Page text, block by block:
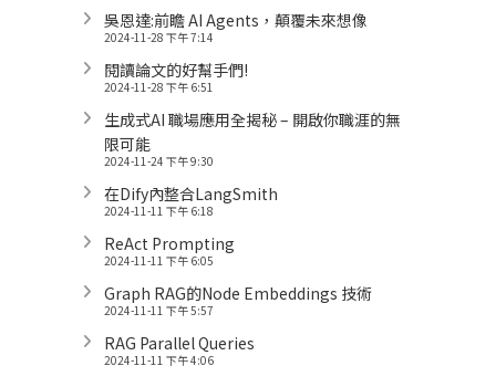
吳恩達:前瞻 AI Agents，顛覆未來想像
2024-11-28 下午 7:14
閱讀論文的好幫手們!
2024-11-28 下午 6:51
生成式AI 職場應用全揭秘 – 開啟你職涯的無
限可能
2024-11-24 下午 9:30
在Dify內整合LangSmith
2024-11-11 下午 6:18
ReAct Prompting
2024-11-11 下午 6:05
Graph RAG的Node Embeddings 技術
2024-11-11 下午 5:57
RAG Parallel Queries
2024-11-11 下午 4:06